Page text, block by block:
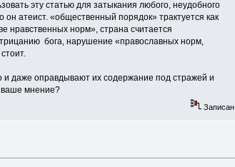
эту статью для затыкания любого, неудобного
атеист. «общественный порядок» трактуется как
нравственных норм», страна считается
бога, нарушение «православных норм,
и даже оправдывают их содержание под стражей и
мнение?
Записан